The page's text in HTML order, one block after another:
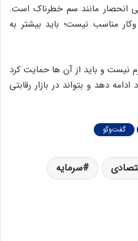
انحصار مانند سم خطرناک است.
مناسب نیست؛ باید بیشتر به
نیست و باید از آن ها حمایت کرد
ادامه دهد و بتواند در بازار رقابتی
گفت‌وگو
سرمایه